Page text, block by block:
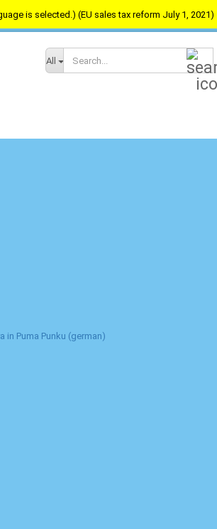
All
is selected.) (EU sales tax reform July 1, 2021)